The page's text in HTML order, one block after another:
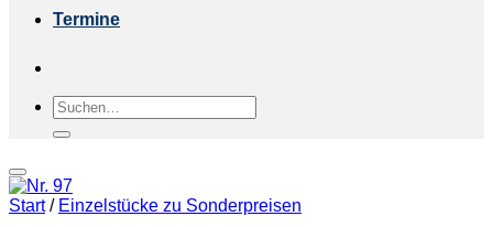
Termine
Suchen
nach:
Start / Einzelstücke zu Sonderpreisen